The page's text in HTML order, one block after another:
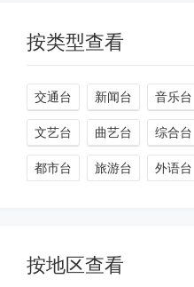
按类型查看
交通台 新闻台 音乐台
文艺台 曲艺台 综合台
都市台 旅游台 外语台
按地区查看